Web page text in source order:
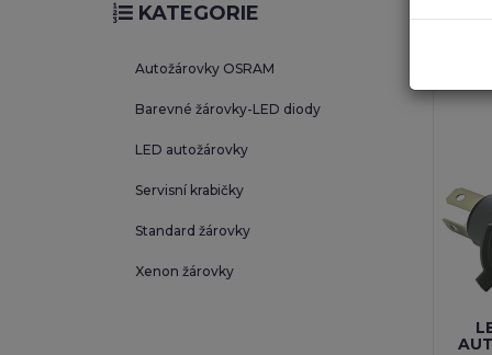
KATEGORIE
Autožárovky OSRAM
Barevné žárovky-LED diody
LED autožárovky
Servisní krabičky
Standard žárovky
Xenon žárovky